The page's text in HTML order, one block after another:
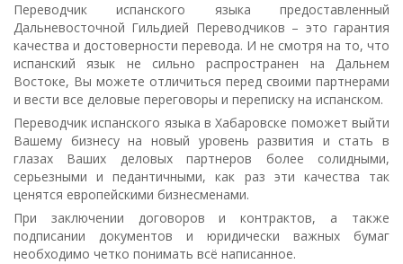
Переводчик испанского языка предоставленный
Дальневосточной Гильдией Переводчиков – это гарантия
качества и достоверности перевода. И не смотря на то, что
испанский язык не сильно распространен на Дальнем
Востоке, Вы можете отличиться перед своими партнерами
и вести все деловые переговоры и переписку на испанском.
Переводчик испанского языка в Хабаровске поможет выйти
Вашему бизнесу на новый уровень развития и стать в
глазах Ваших деловых партнеров более солидными,
серьезными и педантичными, как раз эти качества так
ценятся европейскими бизнесменами.
При заключении договоров и контрактов, а также
подписании документов и юридически важных бумаг
необходимо четко понимать всё написанное.